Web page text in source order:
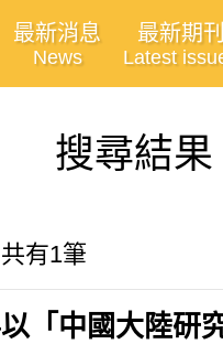
最新消息
News
最新期刊
Latest
搜尋結果
有1筆
「中國大陸研